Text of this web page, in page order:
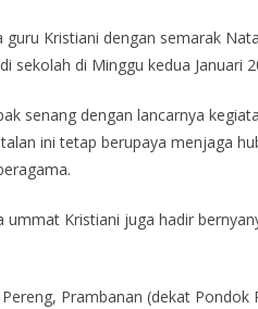
Kristiani dengan semarak
sekolah di Minggu kedua Januari
senang dengan lancarnya
ini tetap berupaya menjaga
Kristiani juga hadir
Prambanan (dekat Pondok